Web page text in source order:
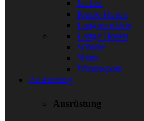
Jacken
Kurze Hosen
Langarmshirts
Lange Hosen
Schuhe
Shirts
Wintersport
Ausrüstung
Ausrüstung